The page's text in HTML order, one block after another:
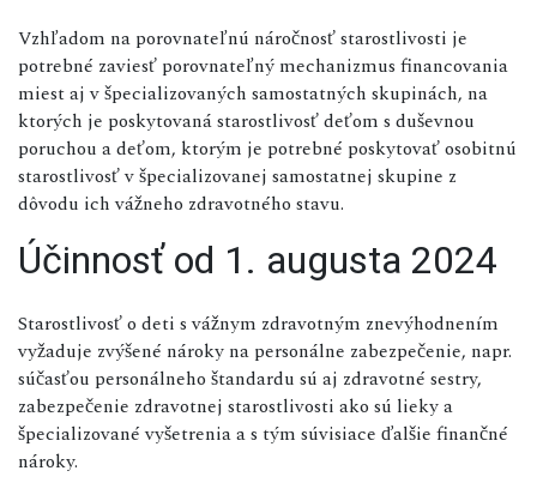
Vzhľadom na porovnateľnú náročnosť starostlivosti je
potrebné zaviesť porovnateľný mechanizmus financovania
miest aj v špecializovaných samostatných skupinách, na
ktorých je poskytovaná starostlivosť deťom s duševnou
poruchou a deťom, ktorým je potrebné poskytovať osobitnú
starostlivosť v špecializovanej samostatnej skupine z
dôvodu ich vážneho zdravotného stavu.
Účinnosť od 1. augusta 2024
Starostlivosť o deti s vážnym zdravotným znevýhodnením
vyžaduje zvýšené nároky na personálne zabezpečenie, napr.
súčasťou personálneho štandardu sú aj zdravotné sestry,
zabezpečenie zdravotnej starostlivosti ako sú lieky a
špecializované vyšetrenia a s tým súvisiace ďalšie finančné
nároky.